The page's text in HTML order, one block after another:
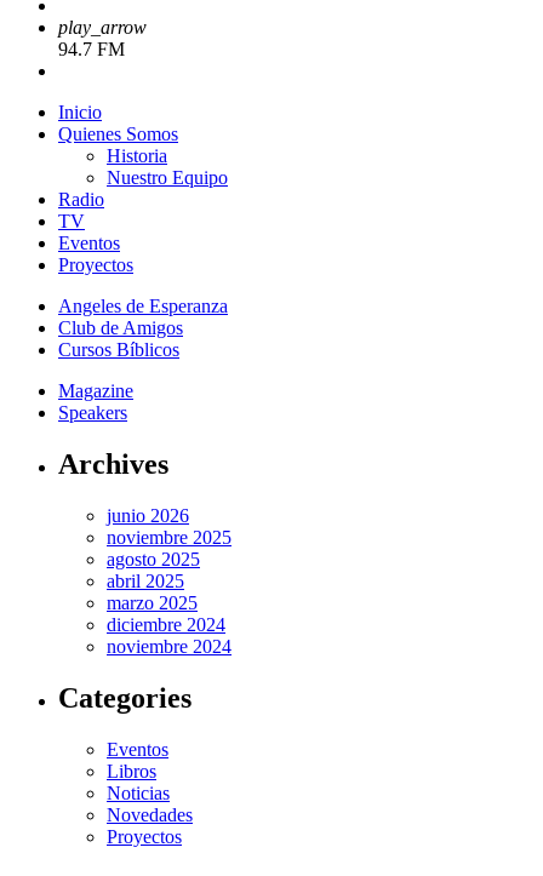
play_arrow
94.7 FM
Inicio
Quienes Somos
Historia
Nuestro Equipo
Radio
TV
Eventos
Proyectos
Angeles de Esperanza
Club de Amigos
Cursos Bíblicos
Magazine
Speakers
Archives
junio 2026
noviembre 2025
agosto 2025
abril 2025
marzo 2025
diciembre 2024
noviembre 2024
Categories
Eventos
Libros
Noticias
Novedades
Proyectos